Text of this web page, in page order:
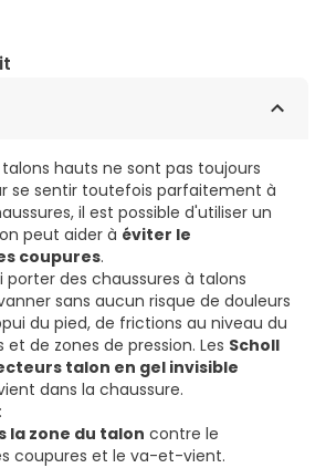
hauts ne sont pas toujours
se sentir toutefois parfaitement à
il est possible d'utiliser un
peut aider à éviter le
coupures.
porter des chaussures à talons
sans aucun risque de douleurs
du pied, de frictions au niveau du
de zones de pression. Les Scholl
talon en gel invisible
dans la chaussure.
la zone du talon contre le
coupures et le va-et-vient.